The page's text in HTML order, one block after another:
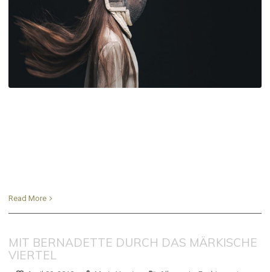
Read More
MIT BERNADETTE DURCH DAS MÄRKISCHE
VIERTEL